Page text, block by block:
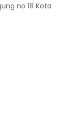
no 18 Kota